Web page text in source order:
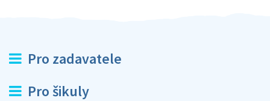
Pro zadavatele
Pro šikuly